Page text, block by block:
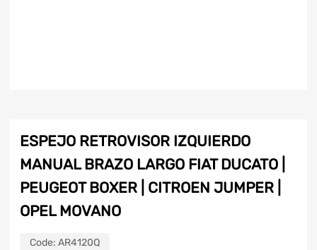
ESPEJO RETROVISOR IZQUIERDO
MANUAL BRAZO LARGO FIAT DUCATO |
PEUGEOT BOXER | CITROEN JUMPER |
OPEL MOVANO
Code: AR4120Q